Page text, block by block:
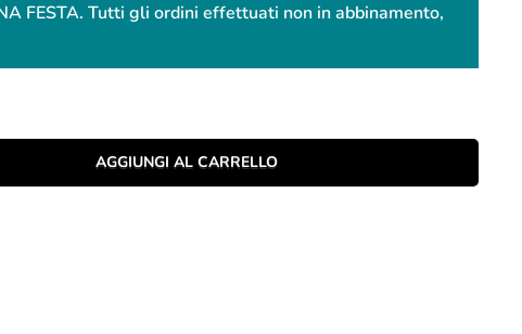
FESTA. Tutti gli ordini effettuati non in abbinamento,
AGGIUNGI AL CARRELLO